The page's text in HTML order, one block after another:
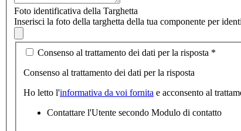
Foto identificativa della Targhetta
Inserisci la foto della targhetta della tua componente per
Consenso al trattamento dei dati per la risposta *
Consenso al trattamento dei dati per la risposta
Ho letto l'informativa da voi fornita e acconsento al
Contattare l'Utente secondo Modulo di contatto